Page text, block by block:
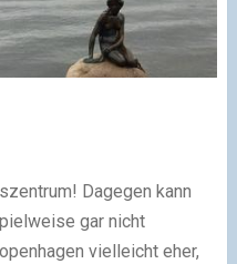
Dagegen kann
gar nicht
vielleicht eher,